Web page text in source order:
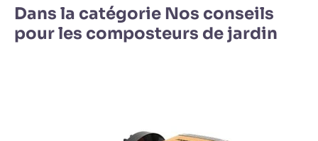
Dans la catégorie Nos conseils
pour les composteurs de jardin